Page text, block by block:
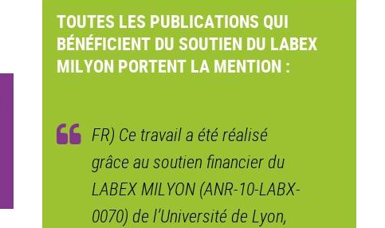
TOUTES LES PUBLICATIONS QUI
BÉNÉFICIENT DU SOUTIEN DU LABEX
MILYON PORTENT LA MENTION :
FR) Ce travail a été réalisé
grâce au soutien financier du
LABEX MILYON (ANR-10-LABX-
0070) de l’Université de Lyon,